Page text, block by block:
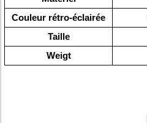
Couleur rétro-éclairée
Taille
Weigt